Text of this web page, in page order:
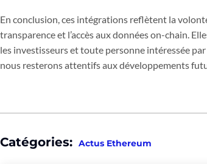
En conclusion, ces intégrations reflètent la
transparence et l’accès aux données on-chain.
les investisseurs et toute personne intéressée
nous resterons attentifs aux développements
Catégories: Actus Ethereum